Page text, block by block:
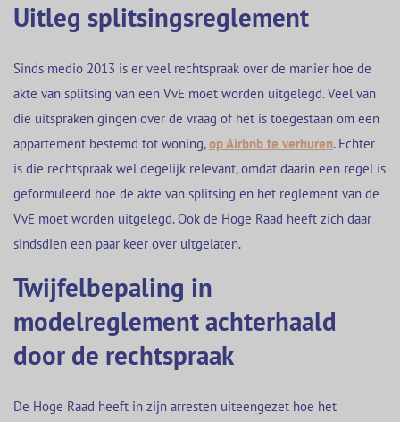
Uitleg splitsingsreglement
Sinds medio 2013 is er veel rechtspraak over de manier hoe de
akte van splitsing van een VvE moet worden uitgelegd. Veel van
die uitspraken gingen over de vraag of het is toegestaan om een
appartement bestemd tot woning,op Airbnb te verhuren. Echter
is die rechtspraak wel degelijk relevant, omdat daarin een regel is
geformuleerd hoe de akte van splitsing en het reglement van de
VvE moet worden uitgelegd. Ook de Hoge Raad heeft zich daar
sindsdien een paar keer over uitgelaten.
Twijfelbepaling in
modelreglement achterhaald
door de rechtspraak
De Hoge Raad heeft in zijn arresten uiteengezet hoe het